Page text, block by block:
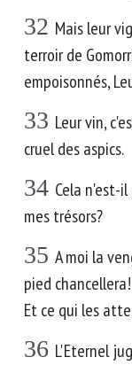
32 Mais leur
terroir de
empoisonnés,
33 Leur vin,
cruel des aspics.
34 Cela n'est-
mes trésors?
35 A moi la
pied
Et ce qui les
36 L'Eternel